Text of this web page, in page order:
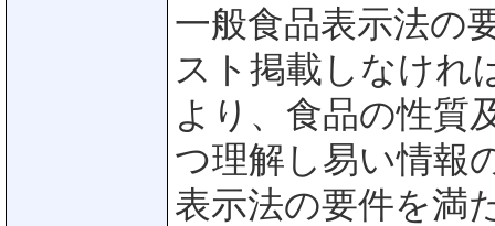
一般食品表示法の
スト掲載しなけれ
より、食品の性質
つ理解し易い情報
表示法の要件を満